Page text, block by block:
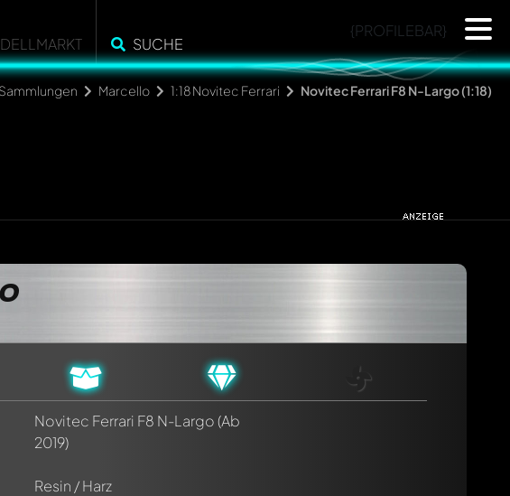
SUCHE
{PROFILEBAR}
Sammlungen Marcello 1:18 Novitec Ferrari Novitec Ferrari F8 N-Largo (1:18)
Novitec Ferrari F8 N-Largo(Ab
2019)
Resin / Harz